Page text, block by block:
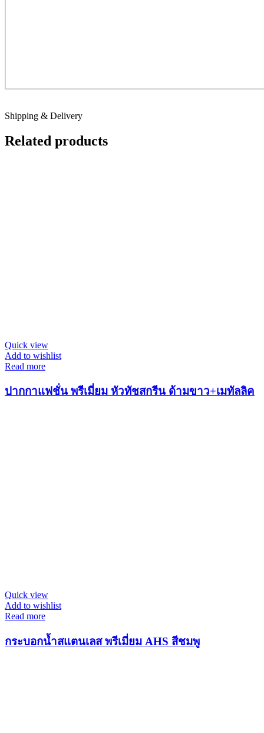
Shipping & Delivery
Related products
Quick view
Add to wishlist
Read more
ปากกาแฟชั่น พรีเมี่ยม หัวทัชสกรีน ด้ามขาว+เมทัลลิค
Quick view
Add to wishlist
Read more
กระบอกน้ำสแตนเลส พรีเมี่ยม AHS สีชมพู